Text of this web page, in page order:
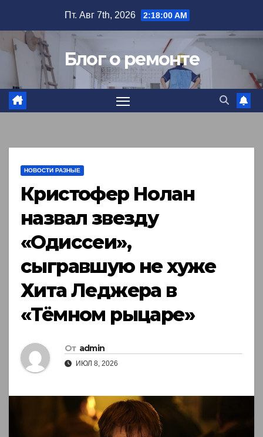
содержимому
Пт. Авг 7th, 2026 2:18:02 AM
Блог о ремонте
НОВОСТИ РАЗНЫЕ
Кристофер Нолан
назвал звезду
«Одиссеи»,
сыгравшую не хуже
Хита Леджера в
«Тёмном рыцаре»
От admin
ИЮЛ 8, 2026